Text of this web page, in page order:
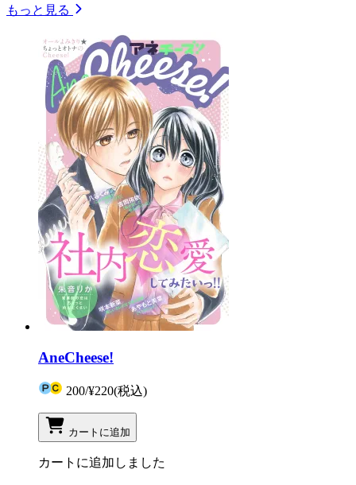
もっと見る
AneCheese!
200/¥220(税込)
カートに追加
カートに追加しました